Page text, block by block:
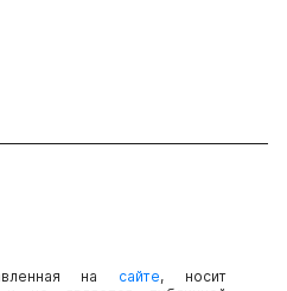
на сайте, носит